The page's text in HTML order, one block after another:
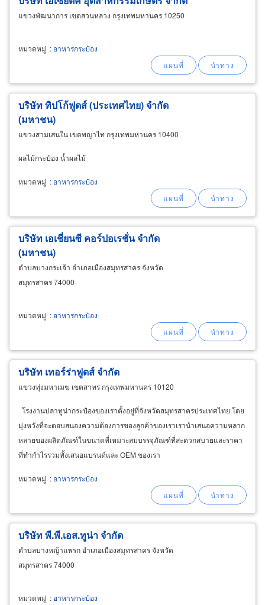
แขวงพัฒนาการ เขตสวนหลวง กรุงเทพมหานคร 10250
หมวดหมู่ : อาหารกระป๋อง
บริษัท ทิปโก้ฟูดส์ (ประเทศไทย) จำกัด
(มหาชน)
แขวงสามเสนใน เขตพญาไท กรุงเทพมหานคร 10400
ผลไม้กระป๋อง น้ำผลไม้
หมวดหมู่ : อาหารกระป๋อง
บริษัท เอเชี่ยนซี คอร์ปอเรชั่น จำกัด
(มหาชน)
ตำบลบางกระเจ้า อำเภอเมืองสมุทรสาคร จังหวัด
สมุทรสาคร 74000
หมวดหมู่ : อาหารกระป๋อง
บริษัท เทอร์ร่าฟูดส์ จำกัด
แขวงทุ่งมหาเมฆ เขตสาทร กรุงเทพมหานคร 10120
โรงงานปลาทูน่ากระป๋องของเราตั้งอยู่ที่จังหวัดสมุทรสาครประเทศไทย โดย
มุ่งหวังที่จะตอบสนองความต้องการของลูกค้าของเราเรานำเสนอความหลาก
หลายของผลิตภัณฑ์ในขนาดที่เหมาะสมบรรจุภัณฑ์ที่สะดวกสบายและราคา
ที่ทำกำไรรวมทั้งเสนอแบรนด์และ OEM ของเรา
หมวดหมู่ : อาหารกระป๋อง
บริษัท พี.พี.เอส.ทูน่า จำกัด
ตำบลบางหญ้าแพรก อำเภอเมืองสมุทรสาคร จังหวัด
สมุทรสาคร 74000
หมวดหมู่ : อาหารกระป๋อง